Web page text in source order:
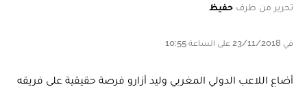
تحرير من طرف حفيظ
في 23/11/2018 على الساعة 10:55
أضاع اللاعب الدولي المغربي وليد أزارو فرصة حقيقية على فريقه